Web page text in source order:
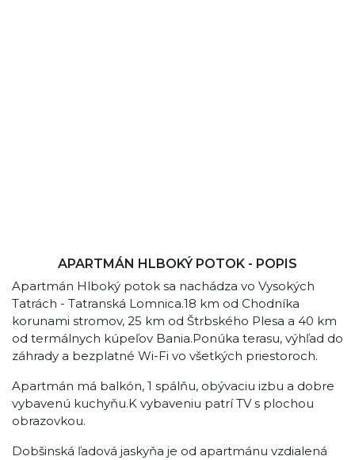
APARTMÁN HLBOKÝ POTOK - POPIS
Apartmán Hlboký potok sa nachádza vo Vysokých
Tatrách - Tatranská Lomnica.18 km od Chodníka
korunami stromov, 25 km od Štrbského Plesa a 40 km
od termálnych kúpeľov Bania.Ponúka terasu, výhľad do
záhrady a bezplatné Wi-Fi vo všetkých priestoroch.
Apartmán má balkón, 1 spálňu, obývaciu izbu a dobre
vybavenú kuchyňu.K vybaveniu patrí TV s plochou
obrazovkou.
Dobšinská ľadová jaskyňa je od apartmánu vzdialená